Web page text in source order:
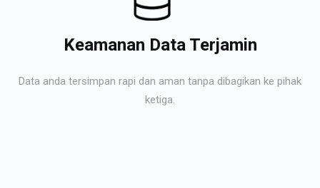
Keamanan Data Terjamin
Data anda tersimpan rapi dan aman tanpa dibagikan ke pihak
ketiga.